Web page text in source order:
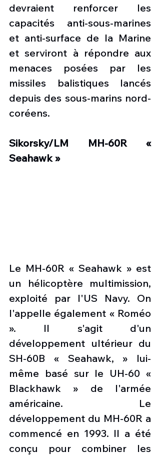
devraient renforcer les
capacités anti-sous-marines
et anti-surface de la Marine
et serviront à répondre aux
menaces posées par les
missiles balistiques lancés
depuis des sous-marins nord-
coréens.
Sikorsky/LM MH-60R «
Seahawk »
Le MH-60R « Seahawk » est
un hélicoptère multimission,
exploité par l'US Navy. On
l'appelle également « Roméo
». Il s'agit d'un
développement ultérieur du
SH-60B « Seahawk, » lui-
même basé sur le UH-60 «
Blackhawk » de l'armée
américaine. Le
développement du MH-60R a
commencé en 1993. Il a été
conçu pour combiner les